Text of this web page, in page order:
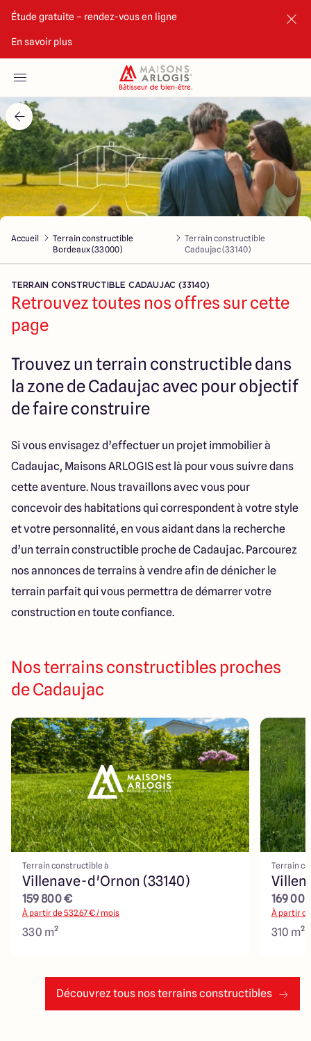
Étude gratuite – rendez-vous en ligne
En savoir plus
Nos maisons
Nos annonces
Votre projet
Maisons ARLOGIS Bordeaux Sud
286 Avenue Pasteur
33185 Le Haillan
Accueil
Terrain constructible
Bordeaux (33000)
Terrain constructible
Cadaujac (33140)
TERRAIN CONSTRUCTIBLE CADAUJAC (33140)
Retrouvez toutes nos offres sur cette
page
Trouvez un terrain constructible dans
la zone de Cadaujac avec pour objectif
de faire construire
Si vous envisagez d’effectuer un projet immobilier à
Cadaujac, Maisons ARLOGIS est là pour vous suivre dans
cette aventure. Nous travaillons avec vous pour
concevoir des habitations qui correspondent à votre style
et votre personnalité, en vous aidant dans la recherche
d’un terrain constructible proche de Cadaujac. Parcourez
nos annonces de terrains à vendre afin de dénicher le
terrain parfait qui vous permettra de démarrer votre
construction en toute confiance.
Nos terrains constructibles proches
de Cadaujac
Terrain constructible à
Villenave-d'Ornon (33140)
159 800 €
À partir de532.67€ / mois
330 m²
Terrain
169
À partir
310 m²
Découvrez tous nos terrains constructibles